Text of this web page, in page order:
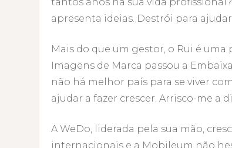
apresenta ideias. Destrói para
Mais do que um gestor, o Rui é uma
Imagens de Marca passou a
não há melhor país para se viver
ajudar a fazer crescer. Arrisco-me a
A WeDo, liderada pela sua mão,
internacionais e a Mobileum não